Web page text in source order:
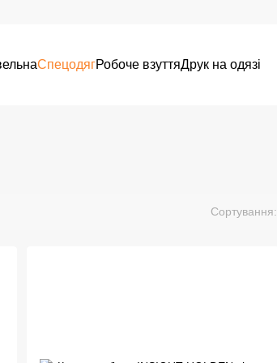
СпецодягРобоче взуттяДрук на одязі
Сортування: